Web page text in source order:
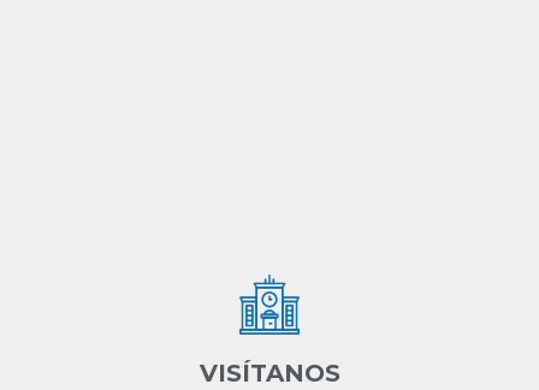
VISÍTANOS